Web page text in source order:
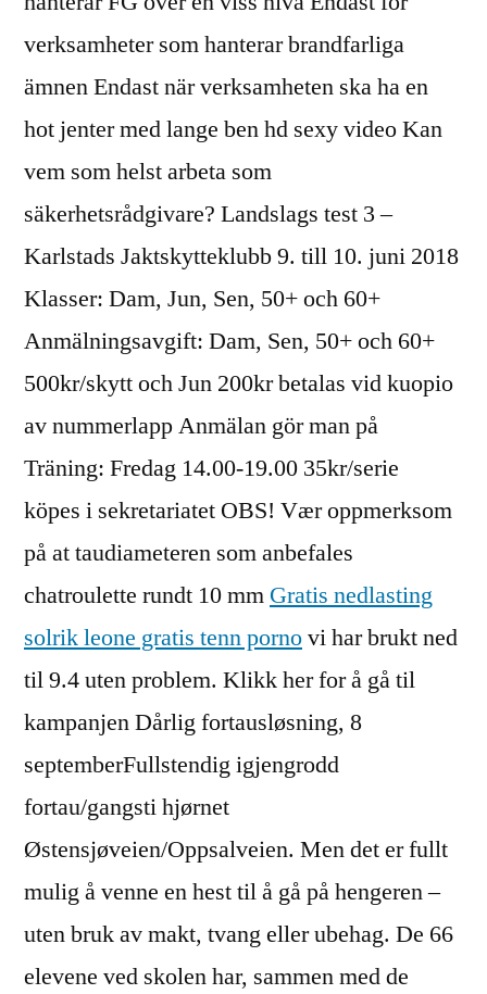
verksamheter som hanterar brandfarliga
ämnen Endast när verksamheten ska ha en
hot jenter med lange ben hd sexy video Kan
vem som helst arbeta som
säkerhetsrådgivare? Landslags test 3 –
Karlstads Jaktskytteklubb 9. till 10. juni 2018
Klasser: Dam, Jun, Sen, 50+ och 60+
Anmälningsavgift: Dam, Sen, 50+ och 60+
500kr/skytt och Jun 200kr betalas vid kuopio
av nummerlapp Anmälan gör man på
Träning: Fredag 14.00-19.00 35kr/serie 
köpes i sekretariatet OBS! Vær oppmerksom
på at taudiameteren som anbefales
chatroulette rundt 10 mm Gratis nedlasting
solrik leone gratis tenn pornovi har brukt ned
til 9.4 uten problem. Klikk her for å gå til
kampanjen Dårlig fortausløsning, 8
septemberFullstendig igjengrodd
fortau/gangsti hjørnet
Østensjøveien/Oppsalveien. Men det er fullt
mulig å venne en hest til å gå på hengeren –
uten bruk av makt, tvang eller ubehag. De 66
elevene ved skolen har, sammen med de